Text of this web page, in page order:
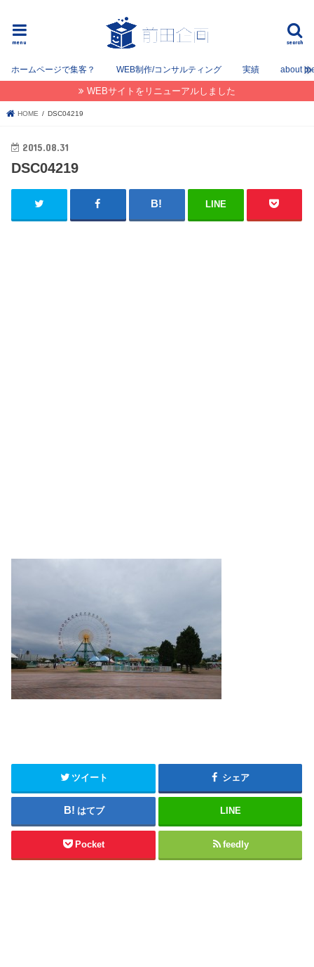
search
menu
ホームページで集客？ WEB制作/コンサルティング 実績 about
WEBサイトをリニューアルしました
HOME DSC04219
2015.08.31
DSC04219
LINE
ツイート シェア
はてブ LINE
Pocket feedly